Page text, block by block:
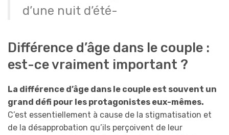
d’une nuit d’été-
Différence d’âge dans le couple :
est-ce vraiment important ?
La différence d’âge dans le couple est souvent un
grand défi pour les protagonistes eux-mêmes.
C’est essentiellement à cause de la stigmatisation et
de la désapprobation qu’ils perçoivent de leur